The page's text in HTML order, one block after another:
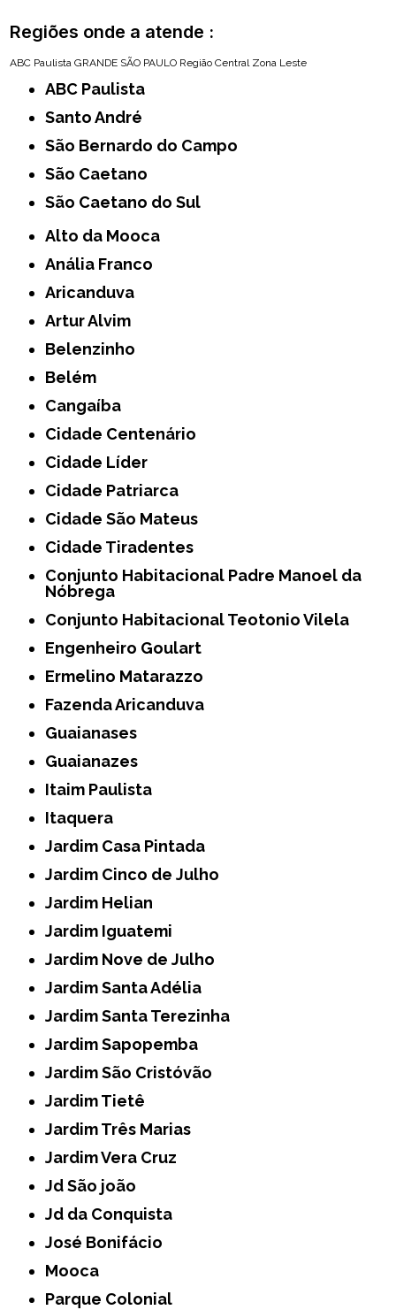
Regiões onde a atende :
ABC Paulista GRANDE SÃO PAULO Região Central Zona Leste
ABC Paulista
Santo André
São Bernardo do Campo
São Caetano
São Caetano do Sul
Alto da Mooca
Anália Franco
Aricanduva
Artur Alvim
Belenzinho
Belém
Cangaíba
Cidade Centenário
Cidade Líder
Cidade Patriarca
Cidade São Mateus
Cidade Tiradentes
Conjunto Habitacional Padre Manoel da
Nóbrega
Conjunto Habitacional Teotonio Vilela
Engenheiro Goulart
Ermelino Matarazzo
Fazenda Aricanduva
Guaianases
Guaianazes
Itaim Paulista
Itaquera
Jardim Casa Pintada
Jardim Cinco de Julho
Jardim Helian
Jardim Iguatemi
Jardim Nove de Julho
Jardim Santa Adélia
Jardim Santa Terezinha
Jardim Sapopemba
Jardim São Cristóvão
Jardim Tietê
Jardim Três Marias
Jardim Vera Cruz
Jd São joão
Jd da Conquista
José Bonifácio
Mooca
Parque Colonial